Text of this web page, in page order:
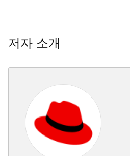
저자 소개